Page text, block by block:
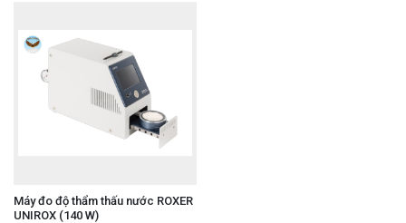
Máy đo độ thẩm thấu nước ROXER
UNIROX (140 W)